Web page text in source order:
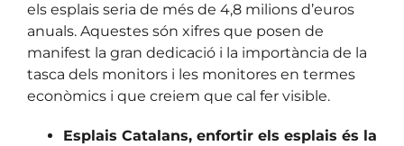
els esplais seria de més de 4,8 milions d’euros
anuals. Aquestes són xifres que posen de
manifest la gran dedicació i la importància de la
tasca dels monitors i les monitores en termes
econòmics i que creiem que cal fer visible.
Esplais Catalans, enfortir els esplais és la